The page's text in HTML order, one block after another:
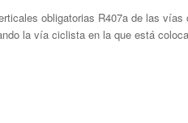
obligatorias R407a de las vías
la vía ciclista en la que está